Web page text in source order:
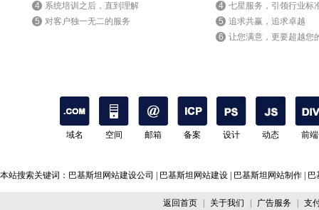
4
系统培训之后，直到理解
5 对客户独一无二的服务
4 七星服务，引领行业标
5 追求共赢，追求卓越
6 让您满意，更要超越您
域名 空间 邮箱 备案 设计 动态 前端
本站搜索关键词： 巴基斯坦网站建设公司 巴基斯坦网站建设 巴基斯坦网站制作 巴
返回首页 关于我们 广告服务 支